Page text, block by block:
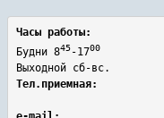
Часы работы:
Будни 845-1700
Выходной сб-вс.
Тел.приемная: